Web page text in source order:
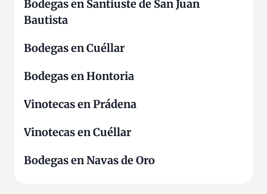
Bodegas en Santiuste de San Juan
Bautista
Bodegas en Cuéllar
Bodegas en Hontoria
Vinotecas en Prádena
Vinotecas en Cuéllar
Bodegas en Navas de Oro